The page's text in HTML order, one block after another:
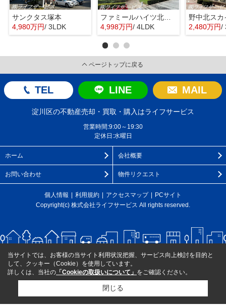
サンクタス塚本
4,980万円/ 3LDK
ファミールハイツ北大阪４号棟
4,998万円/ 4LDK
野中北スカ
2,480万円/
ページトップに戻る
TEL LINE MAIL
淀川区の不動産売却・買取・購入はライフサービス
営業時間:9:00～19:30
定休日:水曜日
ホーム 会社概要
お問い合わせ 物件リクエスト
個人情報 利用規約 アクセスマップ
PCサイト
Copyright(c) 株式会社ライフサービス All rights reserved.
当サイトでは、お客様の当サイト利用状況把握、サービス向上検討を目的と
して、クッキー（Cookie）を使用しています。
詳しくは、当社の 「Cookieの取扱いについて」 をご確認ください。
閉じる